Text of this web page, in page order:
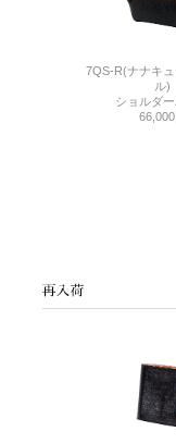
7QS-R(ナナキ
ル)
ショルダ